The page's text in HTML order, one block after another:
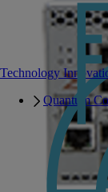
Technology
Quantum